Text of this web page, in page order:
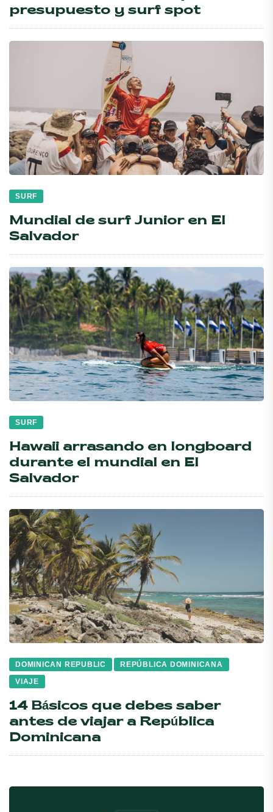
presupuesto y surf spot
SURF
Mundial de surf Junior en El
Salvador
SURF
Hawaii arrasando en longboard
durante el mundial en El
Salvador
DOMINICAN REPUBLIC
REPÚBLICA DOMINICANA
VIAJE
14 Básicos que debes saber
antes de viajar a República
Dominicana